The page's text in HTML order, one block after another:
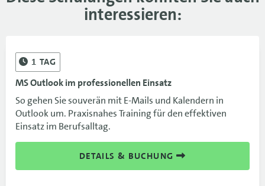
interessieren:
1 TAG
MS Outlook im professionellen Einsatz
So gehen Sie souverän mit E-Mails und Kalendern in
Outlook um. Praxisnahes Training für den effektiven
Einsatz im Berufsalltag.
DETAILS & BUCHUNG